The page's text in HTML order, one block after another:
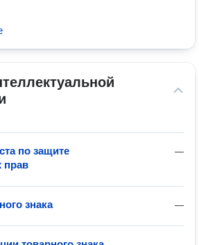
—
по защите
прав
—
знака